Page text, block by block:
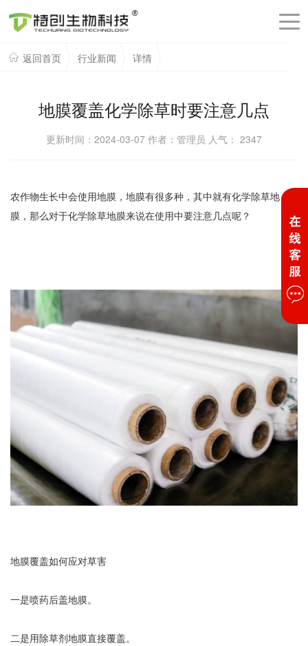
返回首页 行业新闻 详情
地膜覆盖化学除草时要注意几点
更新时间：2024-03-07 作者：管理员 人气： 2347
农作物生长中会使用地膜，地膜有很多种，其中就有化学除草地
膜，那么对于化学除草地膜来说在使用中要注意几点呢？
地膜覆盖如何应对草害
一是喷药后盖地膜。
二是用除草剂地膜直接覆盖。